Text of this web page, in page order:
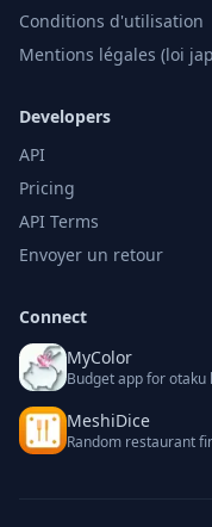
Conditions d'utilisation
Mentions légales (loi
Developers
API
Pricing
API Terms
Envoyer un retour
Connect
MyColor
Budget app for otaku
MeshiDice
Random restaurant